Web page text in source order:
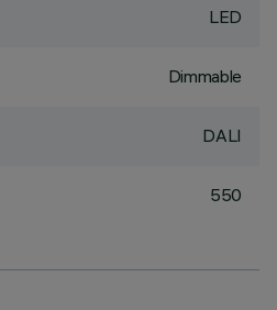
LED
Dimmable
DALI
550